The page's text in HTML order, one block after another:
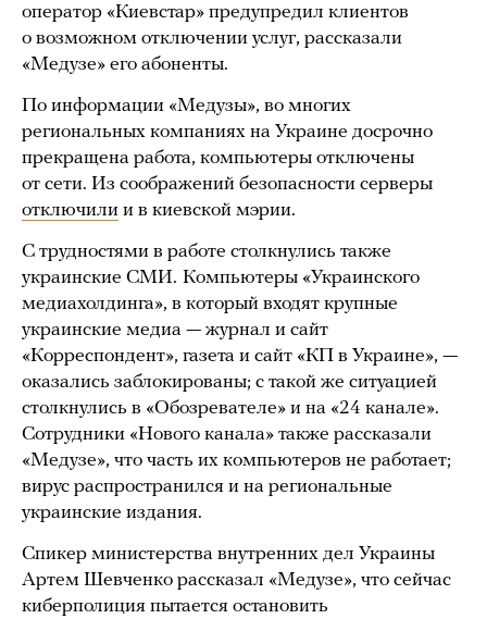
оператор «Киевстар» предупредил клиентов
о возможном отключении услуг, рассказали
«Медузе» его абоненты.
По информации «Медузы», во многих
региональных компаниях на Украине досрочно
прекращена работа, компьютеры отключены
от сети. Из соображений безопасности серверы
отключили и в киевской мэрии.
С трудностями в работе столкнулись также
украинские СМИ. Компьютеры «Украинского
медиахолдинга», в который входят крупные
украинские медиа — журнал и сайт
«Корреспондент», газета и сайт «КП в Украине», —
оказались заблокированы; с такой же ситуацией
столкнулись в «Обозревателе» и на «24 канале».
Сотрудники «Нового канала» также рассказали
«Медузе», что часть их компьютеров не работает;
вирус распространился и на региональные
украинские издания.
Спикер министерства внутренних дел Украины
Артем Шевченко рассказал «Медузе», что сейчас
киберполиция пытается остановить